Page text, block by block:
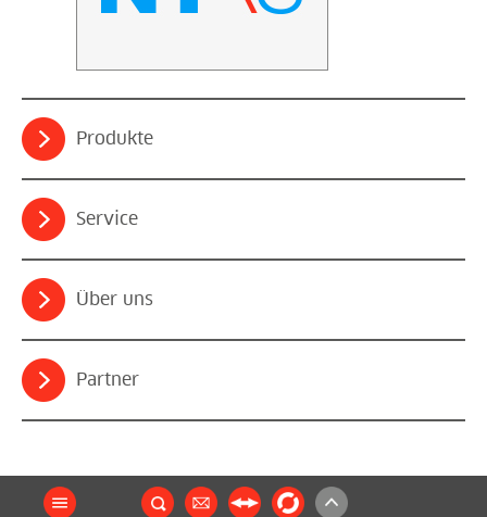
Produkte
Service
Über uns
Partner